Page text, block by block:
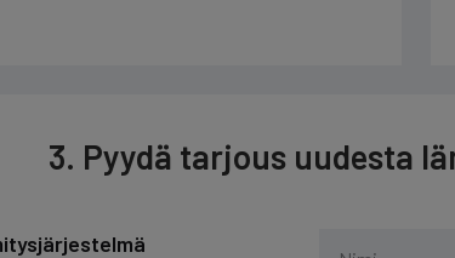
3. Pyydä tarjous uudesta